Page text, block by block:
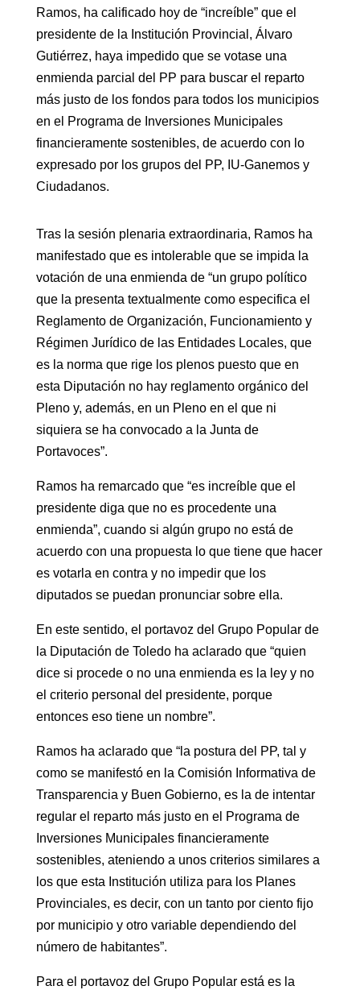
Ramos, ha calificado hoy de “increíble” que el
presidente de la Institución Provincial, Álvaro
Gutiérrez, haya impedido que se votase una
enmienda parcial del PP para buscar el reparto
más justo de los fondos para todos los municipios
en el Programa de Inversiones Municipales
financieramente sostenibles, de acuerdo con lo
expresado por los grupos del PP, IU-Ganemos y
Ciudadanos.
Tras la sesión plenaria extraordinaria, Ramos ha
manifestado que es intolerable que se impida la
votación de una enmienda de “un grupo político
que la presenta textualmente como especifica el
Reglamento de Organización, Funcionamiento y
Régimen Jurídico de las Entidades Locales, que
es la norma que rige los plenos puesto que en
esta Diputación no hay reglamento orgánico del
Pleno y, además, en un Pleno en el que ni
siquiera se ha convocado a la Junta de
Portavoces”.
Ramos ha remarcado que “es increíble que el
presidente diga que no es procedente una
enmienda”, cuando si algún grupo no está de
acuerdo con una propuesta lo que tiene que hacer
es votarla en contra y no impedir que los
diputados se puedan pronunciar sobre ella.
En este sentido, el portavoz del Grupo Popular de
la Diputación de Toledo ha aclarado que “quien
dice si procede o no una enmienda es la ley y no
el criterio personal del presidente, porque
entonces eso tiene un nombre”.
Ramos ha aclarado que “la postura del PP, tal y
como se manifestó en la Comisión Informativa de
Transparencia y Buen Gobierno, es la de intentar
regular el reparto más justo en el Programa de
Inversiones Municipales financieramente
sostenibles, ateniendo a unos criterios similares a
los que esta Institución utiliza para los Planes
Provinciales, es decir, con un tanto por ciento fijo
por municipio y otro variable dependiendo del
número de habitantes”.
Para el portavoz del Grupo Popular está es la